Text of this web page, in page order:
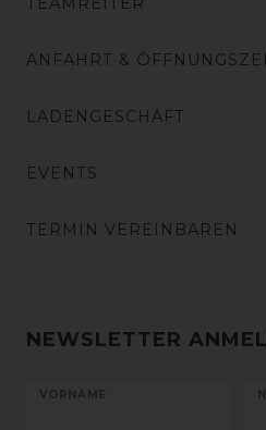
ANFAHRT &
LADENGESCHÄFT
EVENTS
TERMIN VEREINBAREN
NEWSLETTER
VORNAME